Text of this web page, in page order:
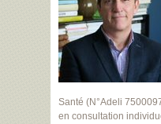
Santé (N°Adeli
en consultation